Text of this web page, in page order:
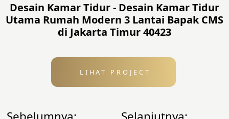
Desain Kamar Tidur - Desain Kamar Tidur
Utama Rumah Modern 3 Lantai Bapak CMS
di Jakarta Timur 40423
LIHAT PROJECT